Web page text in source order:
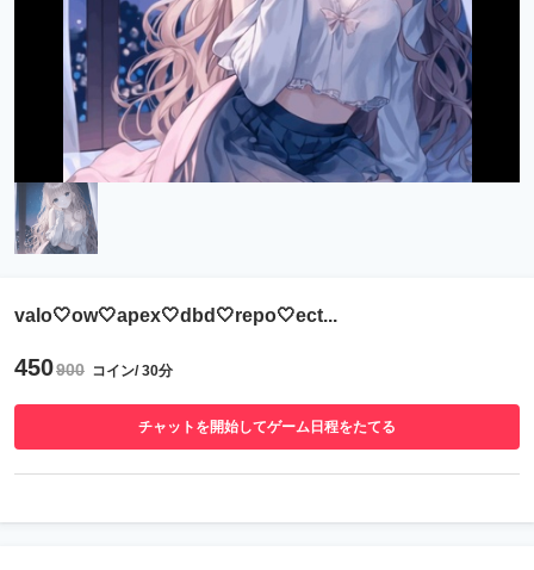
valo🤍ow🤍apex🤍dbd🤍repo🤍ect...
450900 コイン/ 30分
チャットを開始してゲーム日程をたてる